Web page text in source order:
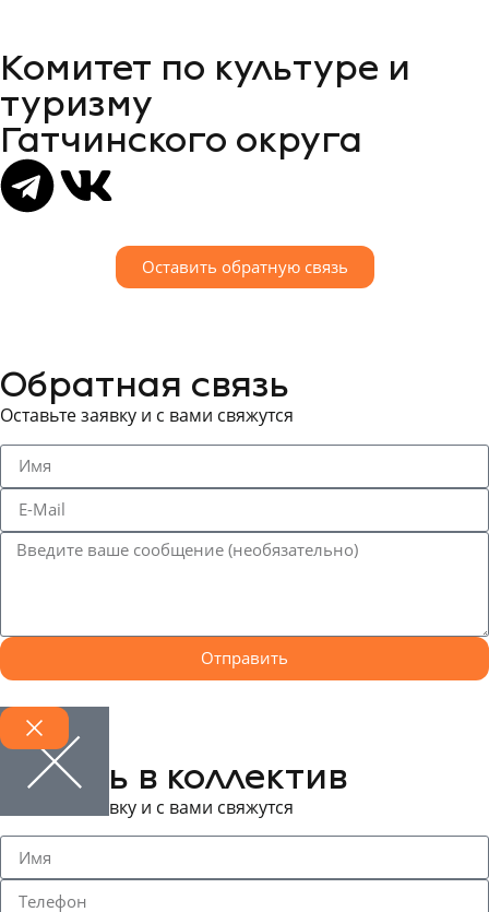
Комитет по культуре и
туризму
Гатчинского округа
Оставить обратную связь
Обратная связь
Оставьте заявку и с вами свяжутся
Отправить
Запись в коллектив
Оставьте заявку и с вами свяжутся